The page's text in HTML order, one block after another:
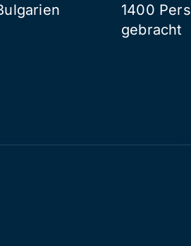
1400
gebracht